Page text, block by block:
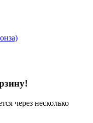
через несколько